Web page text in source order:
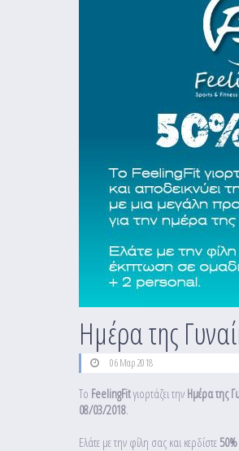
Ημέρα της
06 Μαρ 2018
Το FeelingFitγιορτάζει την Ημέρα της
08/03/2018.
Ελάτε με την φίλη σας και κερδίστε